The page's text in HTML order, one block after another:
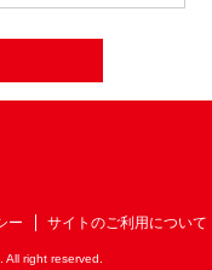
ー サイトのご利用について
All right reserved.